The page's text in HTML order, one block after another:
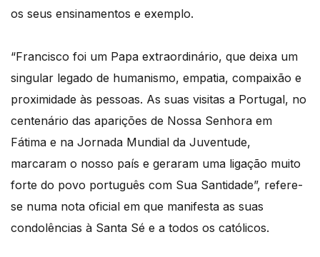
os seus ensinamentos e exemplo.
“Francisco foi um Papa extraordinário, que deixa um
singular legado de humanismo, empatia, compaixão e
proximidade às pessoas. As suas visitas a Portugal, no
centenário das aparições de Nossa Senhora em
Fátima e na Jornada Mundial da Juventude,
marcaram o nosso país e geraram uma ligação muito
forte do povo português com Sua Santidade”, refere-
se numa nota oficial em que manifesta as suas
condolências à Santa Sé e a todos os católicos.